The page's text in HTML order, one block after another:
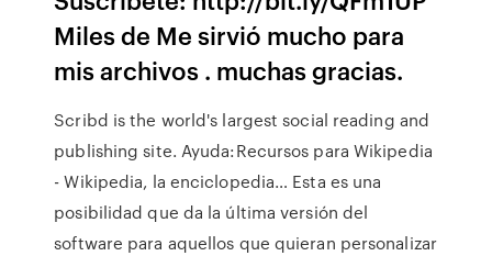
Miles de Me sirvió mucho para
mis archivos . muchas gracias.
Scribd is the world's largest social reading and
publishing site. Ayuda:Recursos para Wikipedia
- Wikipedia, la enciclopedia… Esta es una
posibilidad que da la última versión del
software para aquellos que quieran personalizar